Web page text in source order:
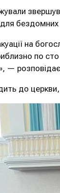
на
по
—
до